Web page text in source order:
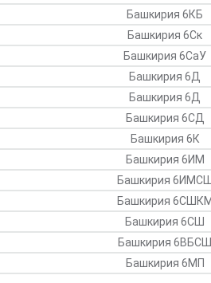
Башкирия 6КБ
Башкирия 6Ск
Башкирия 6СаУ
Башкирия 6Д
Башкирия 6Д
Башкирия 6СД
Башкирия 6К
Башкирия 6ИМ
Башкирия 6ИМСШ
Башкирия 6СШКМ
Башкирия 6СШ
Башкирия 6ВБСШ
Башкирия 6МП